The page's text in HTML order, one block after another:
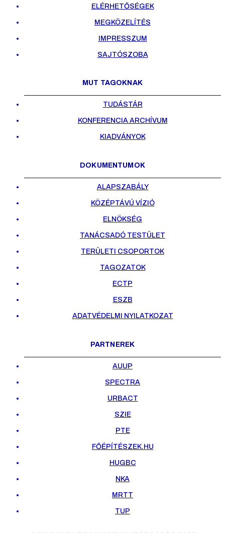
ELÉRHETŐSÉGEK
MEGKÖZELÍTÉS
IMPRESSZUM
SAJTÓSZOBA
MUT TAGOKNAK
TUDÁSTÁR
KONFERENCIA ARCHÍVUM
KIADVÁNYOK
DOKUMENTUMOK
ALAPSZABÁLY
KÖZÉPTÁVÚ VÍZIÓ
ELNÖKSÉG
TANÁCSADÓ TESTÜLET
TERÜLETI CSOPORTOK
TAGOZATOK
ECTP
ESZB
ADATVÉDELMI NYILATKOZAT
PARTNEREK
AUUP
SPECTRA
URBACT
SZIE
PTE
FŐÉPÍTÉSZEK.HU
HUGBC
NKA
MRTT
TUP